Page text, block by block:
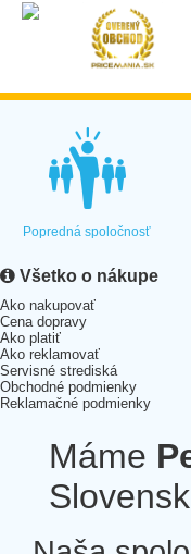
Popredná spoločnosť
Všetko o nákupe
Ako nakupovať
Cena dopravy
Ako platiť
Ako reklamovať
Servisné strediská
Obchodné podmienky
Reklamačné podmienky
Máme